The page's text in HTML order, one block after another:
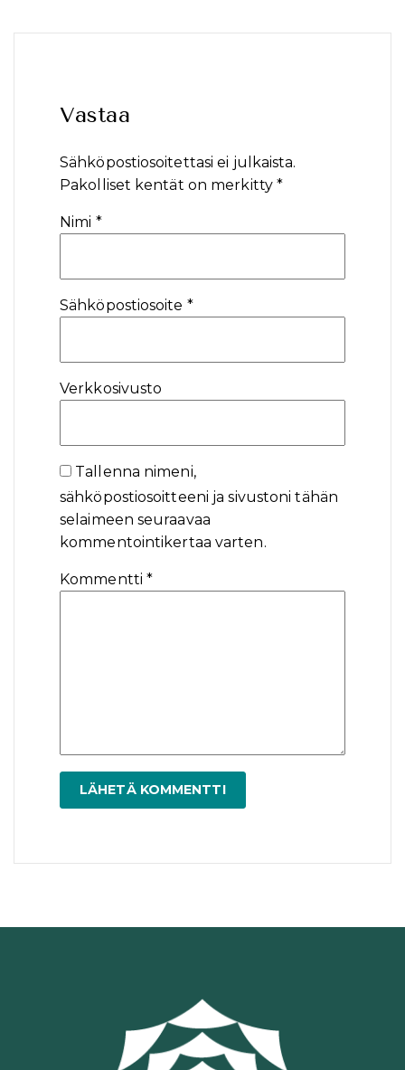
Vastaa
Sähköpostiosoitettasi ei julkaista.
Pakolliset kentät on merkitty*
Nimi *
Sähköpostiosoite *
Verkkosivusto
Tallenna nimeni,
sähköpostiosoitteeni ja sivustoni tähän
selaimeen seuraavaa
kommentointikertaa varten.
Kommentti *